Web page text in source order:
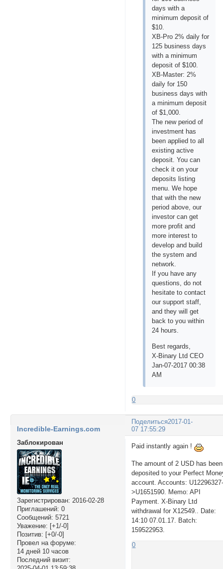
days with a
minimum deposit of
$10.
XB-Pro 2% daily for
125 business days
with a minimum
deposit of $100.
XB-Master: 2%
daily for 150
business days with
a minimum deposit
of $1,000.
The new period of
investment has
been applied to all
existing active
deposit. You can
check it on your
deposits listing
menu. We hope
that with the new
period above, our
investor can get
more profit and
more interest to
develop and build
the system and
network.
If you have any
questions, do not
hesitate to contact
our support staff,
and they will get
back to you within
24 hours.
Best regards,
X-Binary Ltd CEO
Jan-07-2017 00:38
AM
0
Поделиться2017-01-
07 17:55:29
Incredible-Earnings.com
Заблокирован
Зарегистрирован: 2016-02-28
Приглашений: 0
Сообщений: 5721
Уважение: [+1/-0]
Позитив: [+0/-0]
Провел на форуме:
14 дней 10 часов
Последний визит:
Paid instantly again !
The amount of 2 USD has been
deposited to your Perfect
account. Accounts:
>U1651590. Memo: API
Payment. X-Binary Ltd
withdrawal for X12549.. Date:
14:10 07.01.17. Batch:
159522953.
0